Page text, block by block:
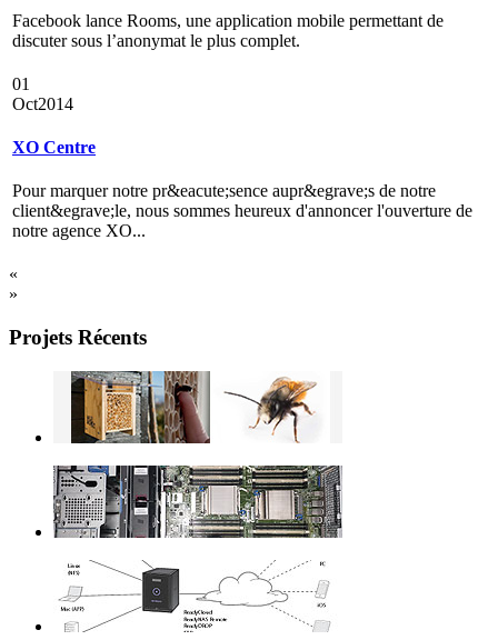
Facebook lance Rooms, une application mobile permettant de
discuter sous l’anonymat le plus complet.
01
Oct2014
XO Centre
Pour marquer notre pr&eacute;sence aupr&egrave;s de notre
client&egrave;le, nous sommes heureux d'annoncer l'ouverture de
notre agence XO...
«
»
Projets Récents